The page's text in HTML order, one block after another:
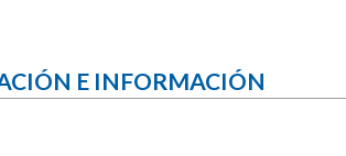
E INFORMACIÓN